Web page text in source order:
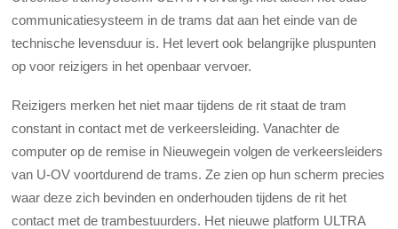
communicatiesysteem in de trams dat aan het einde van de
technische levensduur is. Het levert ook belangrijke pluspunten
op voor reizigers in het openbaar vervoer.
Reizigers merken het niet maar tijdens de rit staat de tram
constant in contact met de verkeersleiding. Vanachter de
computer op de remise in Nieuwegein volgen de verkeersleiders
van U-OV voortdurend de trams. Ze zien op hun scherm precies
waar deze zich bevinden en onderhouden tijdens de rit het
contact met de trambestuurders. Het nieuwe platform ULTRA